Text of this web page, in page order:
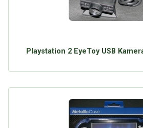
Playstation 2 EyeToy USB